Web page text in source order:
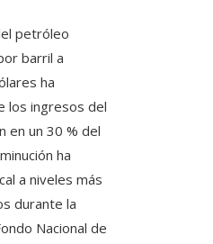
petróleo
barril a
ha
los ingresos del
en un 30 % del
ha
a niveles más
durante la
Nacional de